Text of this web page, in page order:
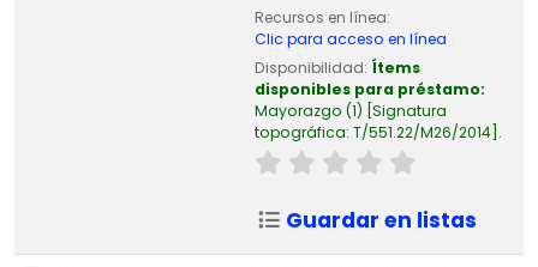
Recursos en línea:
Clic para acceso en línea
Disponibilidad: Ítems
disponibles para préstamo:
Mayorazgo (1) Signatura
topográfica: T/551.22/M26/2014 .
Guardar en listas